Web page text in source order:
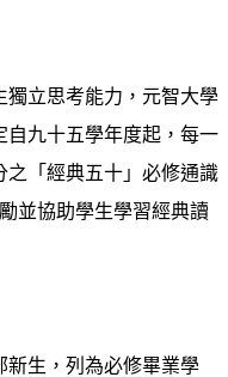
獨立思考能力，元智大學
自九十五學年度起，每一
之「經典五十」必修通識
並協助學生學習經典讀
新生，列為必修畢業學